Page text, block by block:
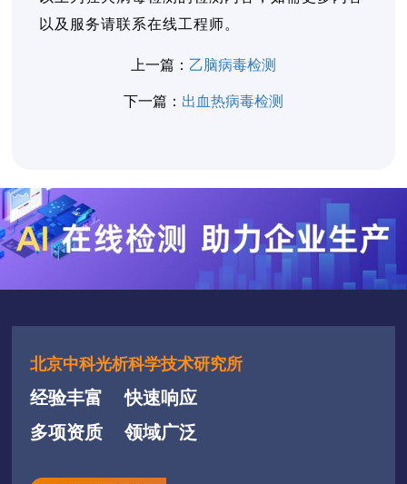
以及服务请联系在线工程师。
上一篇： 乙脑病毒检测
下一篇： 出血热病毒检测
北京中科光析科学技术研究所
经验丰富
快速响应
多项资质
领域广泛